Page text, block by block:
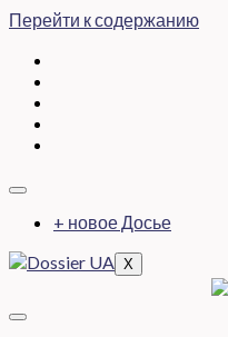
Перейти к содержанию
+ новое Досье
X